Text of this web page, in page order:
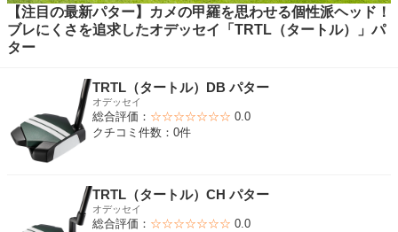
【注目の最新パター】カメの甲羅を思わせる個性派ヘッド！
ブレにくさを追求したオデッセイ「TRTL（タートル）」パ
ター
TRTL（タートル）DB パター
オデッセイ
総合評価： ☆☆☆☆☆☆☆ 0.0
クチコミ件数：0件
TRTL（タートル）CH パター
オデッセイ
総合評価： ☆☆☆☆☆☆☆ 0.0